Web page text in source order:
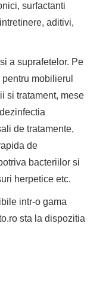
surfactanti
aditivi,
a suprafetelor. Pe
mobilierul
si tratament, mese
de tratamente,
de
bacteriilor si
herpetice etc.
intr-o gama
sta la dispozitia